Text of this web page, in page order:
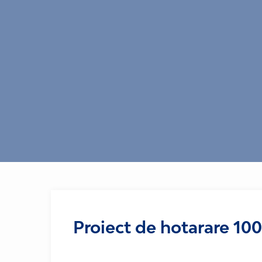
Proiect de hotarare